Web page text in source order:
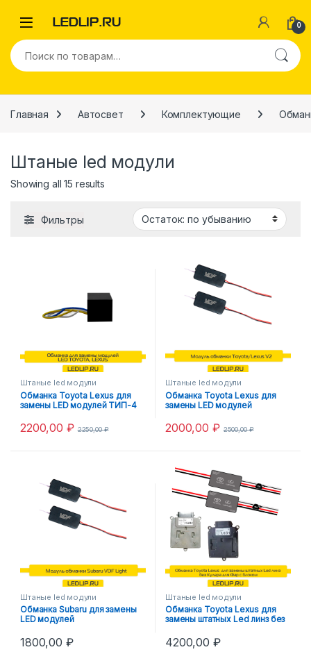
0
Искать:
Главная Автосвет Комплектующие
Штаные led модули
Showing all 15 results
Фильтры
Штаные led модули
Обманка Toyota Lexus для
замены LED модулей ТИП-4
2200,00 ₽ 2250,00₽
Штаные led модули
Обманка Toyota Lexus для
замены LED модулей
2000,00 ₽ 2500,00₽
Штаные led модули
Обманка Subaru для замены
LED модулей
1800,00 ₽
Штаные led модули
Обманка Toyota Lexus для
замены штатных Led линз без
4200,00 ₽